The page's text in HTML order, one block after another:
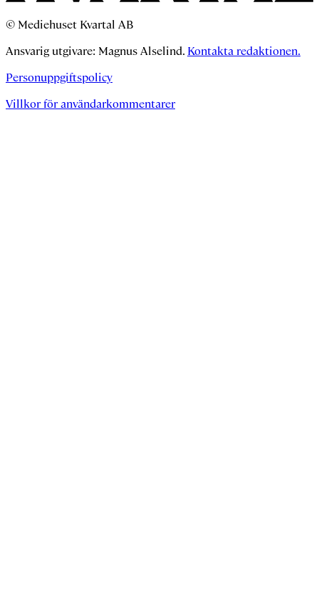
© Mediehuset Kvartal AB
Ansvarig utgivare: Magnus Alselind. Kontakta redaktionen.
Personuppgiftspolicy
Villkor för användarkommentarer